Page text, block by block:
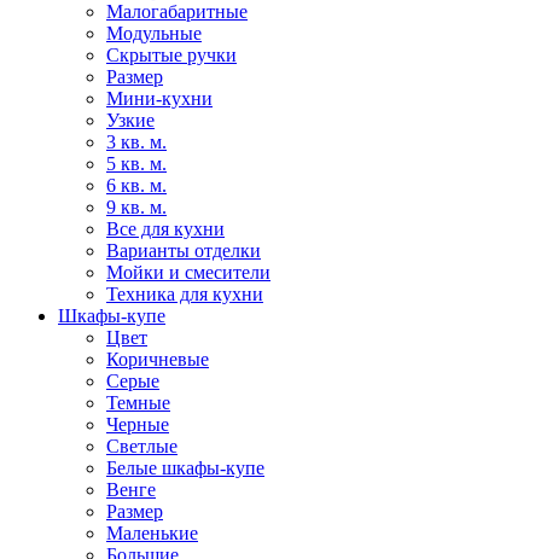
Малогабаритные
Модульные
Скрытые ручки
Размер
Мини-кухни
Узкие
3 кв. м.
5 кв. м.
6 кв. м.
9 кв. м.
Все для кухни
Варианты отделки
Мойки и смесители
Техника для кухни
Шкафы-купе
Цвет
Коричневые
Серые
Темные
Черные
Светлые
Белые шкафы-купе
Венге
Размер
Маленькие
Большие